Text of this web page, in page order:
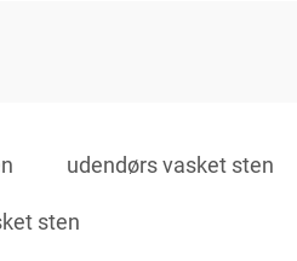
udendørs vasket sten
sten